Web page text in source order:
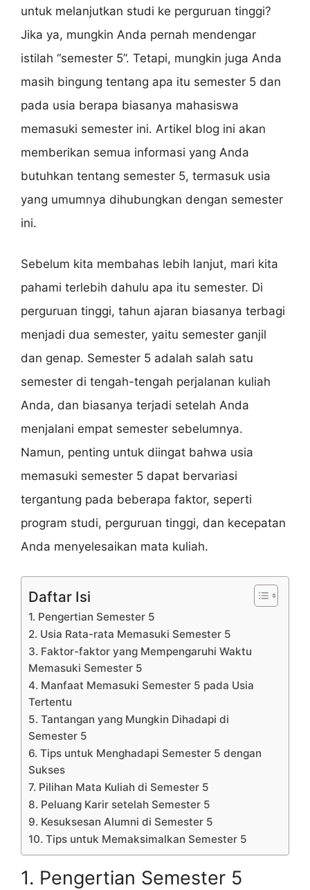
untuk melanjutkan studi ke perguruan tinggi?
Jika ya, mungkin Anda pernah mendengar
istilah “semester 5”. Tetapi, mungkin juga Anda
masih bingung tentang apa itu semester 5 dan
pada usia berapa biasanya mahasiswa
memasuki semester ini. Artikel blog ini akan
memberikan semua informasi yang Anda
butuhkan tentang semester 5, termasuk usia
yang umumnya dihubungkan dengan semester
ini.
Sebelum kita membahas lebih lanjut, mari kita
pahami terlebih dahulu apa itu semester. Di
perguruan tinggi, tahun ajaran biasanya terbagi
menjadi dua semester, yaitu semester ganjil
dan genap. Semester 5 adalah salah satu
semester di tengah-tengah perjalanan kuliah
Anda, dan biasanya terjadi setelah Anda
menjalani empat semester sebelumnya.
Namun, penting untuk diingat bahwa usia
memasuki semester 5 dapat bervariasi
tergantung pada beberapa faktor, seperti
program studi, perguruan tinggi, dan kecepatan
Anda menyelesaikan mata kuliah.
Daftar Isi
1. Pengertian Semester 5
2. Usia Rata-rata Memasuki Semester 5
3. Faktor-faktor yang Mempengaruhi Waktu
Memasuki Semester 5
4. Manfaat Memasuki Semester 5 pada Usia
Tertentu
5. Tantangan yang Mungkin Dihadapi di
Semester 5
6. Tips untuk Menghadapi Semester 5 dengan
Sukses
7. Pilihan Mata Kuliah di Semester 5
8. Peluang Karir setelah Semester 5
9. Kesuksesan Alumni di Semester 5
10. Tips untuk Memaksimalkan Semester 5
1. Pengertian Semester 5